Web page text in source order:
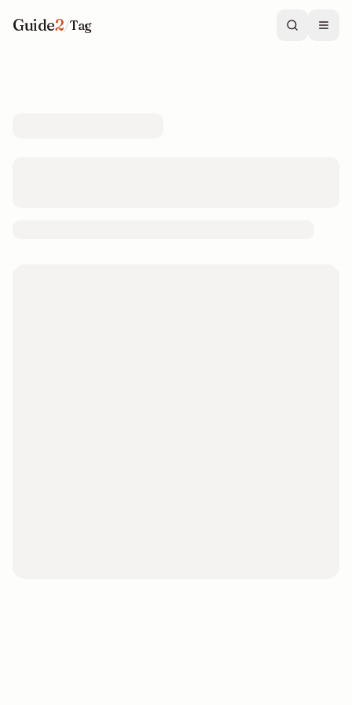
Guide2/Tag